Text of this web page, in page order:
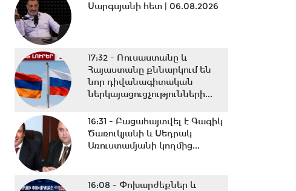
Սարգսյանի հետ | 06.08.2026
17:32 - Ռուսաստանը և
Հայաստանը քննարկում են
նոր դիվանագիտական
ներկայացուցչությունների...
16:31 - Բացահայտվել է Գագիկ
Ծառուկյանի և Սեդրակ
Առուստամյանի կողմից...
16:08 - Փոխարժեքներ և